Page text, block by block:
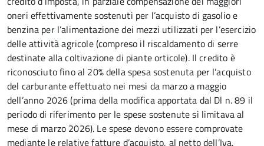
oneri effettivamente sostenuti per l’acquisto di gasolio e
benzina per l’alimentazione dei mezzi utilizzati per l’esercizio
delle attività agricole (compreso il riscaldamento di serre
destinate alla coltivazione di piante orticole). Il credito è
riconosciuto fino al 20% della spesa sostenuta per l’acquisto
del carburante effettuato nei mesi da marzo a maggio
dell’anno 2026 (prima della modifica apportata dal Dl n. 89 il
periodo di riferimento per le spese sostenute si limitava al
mese di marzo 2026). Le spese devono essere comprovate
mediante le relative fatture d’acquisto, al netto dell’Iva.